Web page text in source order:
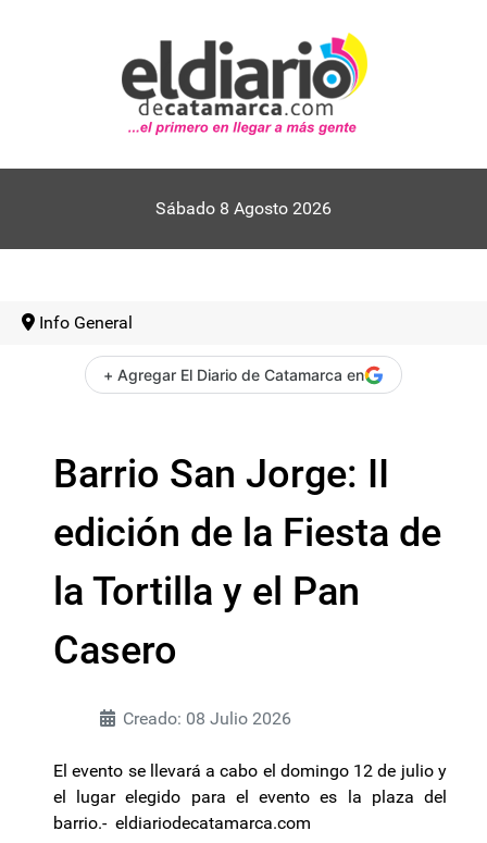
Sábado 8 Agosto 2026
Info General
+ Agregar El Diario de Catamarca en
Barrio San Jorge: II
edición de la Fiesta de
la Tortilla y el Pan
Casero
Creado: 08 Julio 2026
El evento se llevará a cabo el domingo 12 de julio y
el lugar elegido para el evento es la plaza del
barrio.- eldiariodecatamarca.com